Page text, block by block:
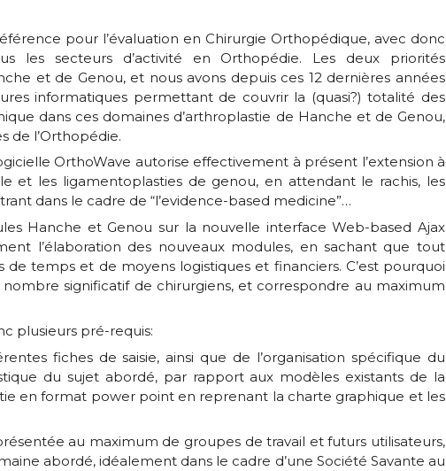
pour l’évaluation en Chirurgie Orthopédique, avec donc
les secteurs d’activité en Orthopédie. Les deux priorités
et de Genou, et nous avons depuis ces 12 dernières années
informatiques permettant de couvrir la (quasi?) totalité des
dans ces domaines d’arthroplastie de Hanche et de Genou,
de l’Orthopédie.
OrthoWave autorise effectivement à présent l’extension à
et les ligamentoplasties de genou, en attendant le rachis, les
dans le cadre de “l’evidence-based medicine”…
Hanche et Genou sur la nouvelle interface Web-based Ajax
l’élaboration des nouveaux modules, en sachant que tout
temps et de moyens logistiques et financiers. C’est pourquoi
significatif de chirurgiens, et correspondre au maximum
plusieurs pré-requis:
fiches de saisie, ainsi que de l’organisation spécifique du
du sujet abordé, par rapport aux modèles existants de la
en format power point en reprenant la charte graphique et les
au maximum de groupes de travail et futurs utilisateurs,
abordé, idéalement dans le cadre d’une Société Savante au